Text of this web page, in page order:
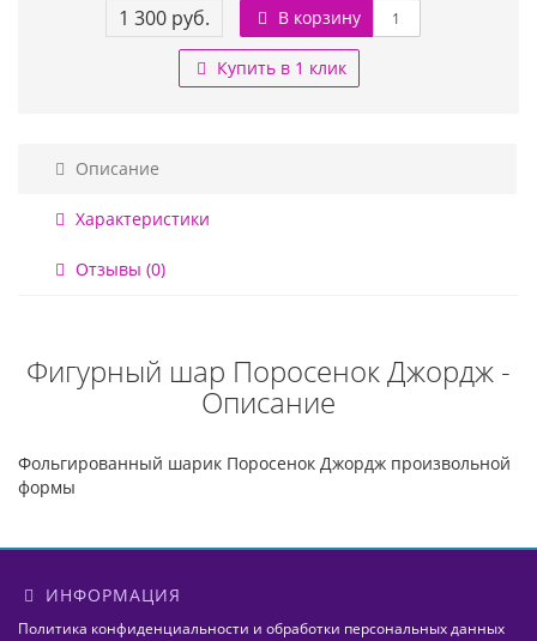
1 300 руб. В корзину
Купить в 1 клик
Описание
Характеристики
Отзывы (0)
Фигурный шар Поросенок Джордж -
Описание
Фольгированный шарик Поросенок Джордж произвольной
формы
ИНФОРМАЦИЯ
Политика конфиденциальности и обработки персональных данных